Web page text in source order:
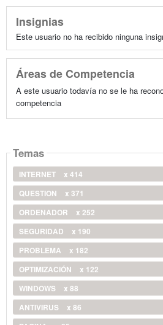
Insignias
Este usuario no ha recibido ninguna
Áreas de Competencia
A este usuario todavía no se le ha
competencia
Temas
INTERNET
x 414
QUESTION
x 371
ORDENADOR
x 252
SEGURIDAD
x 190
PROBLEMA
x 182
OPTIMIZACIÓN
x 122
WINDOWS
x 88
ANTIVIRUS
x 86